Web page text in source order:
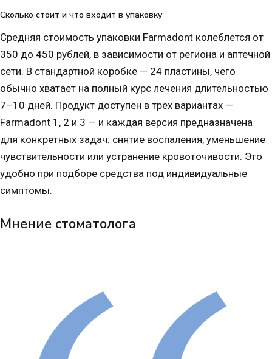
Сколько стоит и что входит в упаковку
Средняя стоимость упаковки Farmadont колеблется от
350 до 450 рублей, в зависимости от региона и аптечной
сети. В стандартной коробке — 24 пластины, чего
обычно хватает на полный курс лечения длительностью
7–10 дней. Продукт доступен в трёх вариантах —
Farmadont 1, 2 и 3 — и каждая версия предназначена
для конкретных задач: снятие воспаления, уменьшение
чувствительности или устранение кровоточивости. Это
удобно при подборе средства под индивидуальные
симптомы.
Мнение стоматолога